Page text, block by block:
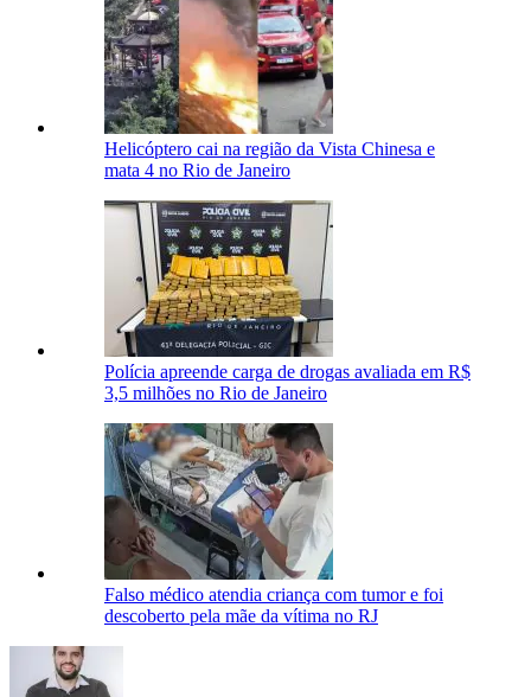
Helicóptero cai na região da Vista Chinesa e
mata 4 no Rio de Janeiro
Polícia apreende carga de drogas avaliada em R$
3,5 milhões no Rio de Janeiro
Falso médico atendia criança com tumor e foi
descoberto pela mãe da vítima no RJ